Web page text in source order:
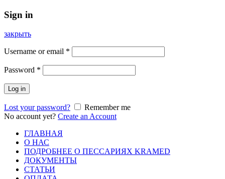
Sign in
закрыть
Username or email *
Password *
Log in
Lost your password?
Remember me
No account yet? Create an Account
ГЛАВНАЯ
О НАС
ПОДРОБНЕЕ О ПEСCАРИЯХ KRAMED
ДОКУМЕНТЫ
СТАТЬИ